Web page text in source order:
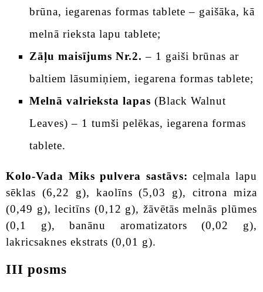
brūna, iegarenas formas tablete – gaišāka, kā
melnā rieksta lapu tablete;
Zāļu maisījums Nr.2. – 1 gaiši brūnas ar
baltiem lāsumiņiem, iegarena formas tablete;
Melnā valrieksta lapas (Black Walnut
Leaves) – 1 tumši pelēkas, iegarena formas
tablete.
Kolo-Vada Miks pulvera sastāvs: ceļmala lapu
sēklas (6,22 g), kaolīns (5,03 g), citrona miza
(0,49 g), lecitīns (0,12 g), žāvētās melnās plūmes
(0,1 g), banānu aromatizators (0,02 g),
lakricsaknes ekstrats (0,01 g).
III posms